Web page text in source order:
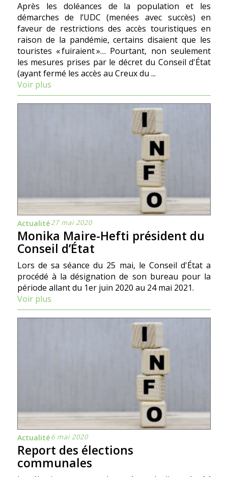
Après les doléances de la population et les
démarches de l’UDC (menées avec succès) en
faveur de restrictions des accès touristiques en
raison de la pandémie, certains disaient que les
touristes « fuiraient »… Pourtant, non seulement
les mesures prises par le décret du Conseil d'État
(ayant fermé les accès au Creux du ...
Voir plus
Actualité27 mai 2020
Monika Maire-Hefti président du
Conseil d’État
Lors de sa séance du 25 mai, le Conseil d'État a
procédé à la désignation de son bureau pour la
période allant du 1er juin 2020 au 24 mai 2021.
Voir plus
Actualité6 mai 2020
Report des élections
communales